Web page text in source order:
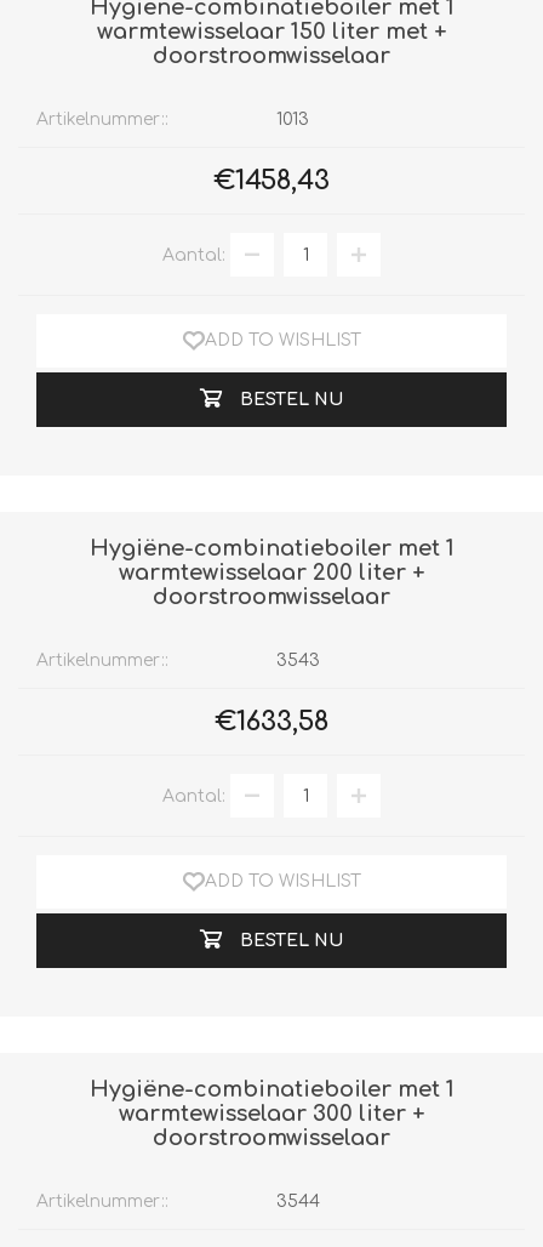
Hygiëne-combinatieboiler met 1
warmtewisselaar 150 liter met +
doorstroomwisselaar
Artikelnummer:: 1013
€1458,43
Aantal:
ADD TO WISHLIST
BESTEL NU
Hygiëne-combinatieboiler met 1
warmtewisselaar 200 liter +
doorstroomwisselaar
Artikelnummer:: 3543
€1633,58
Aantal:
ADD TO WISHLIST
BESTEL NU
Hygiëne-combinatieboiler met 1
warmtewisselaar 300 liter +
doorstroomwisselaar
Artikelnummer:: 3544